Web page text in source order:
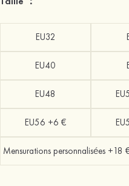
EU32
EU40
EU48
EU56 +6 €
Mensurations personnalisées +18